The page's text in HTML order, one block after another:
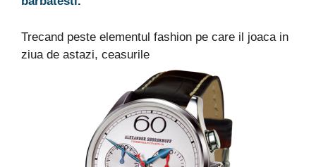
Trecand peste elementul fashion pe care il joaca in
ziua de astazi, ceasurile